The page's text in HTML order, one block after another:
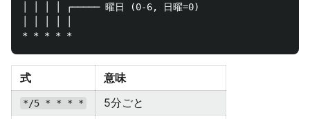
│ │ │ │ ┌───── 曜日 (0-6, 日曜=0)
式 意味
*/5 * * * * 5分ごと